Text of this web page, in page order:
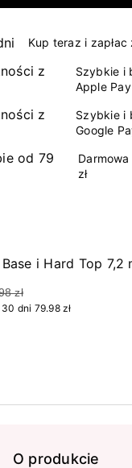
Kup teraz i
Szybkie i
Apple Pay
Szybkie i
Google
zł
i Hard Top 7,2
zł
dni 79.98 zł
O produkcie